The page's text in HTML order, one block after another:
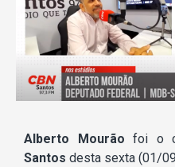
Alberto Mourão foi o
Santos desta sexta (01/